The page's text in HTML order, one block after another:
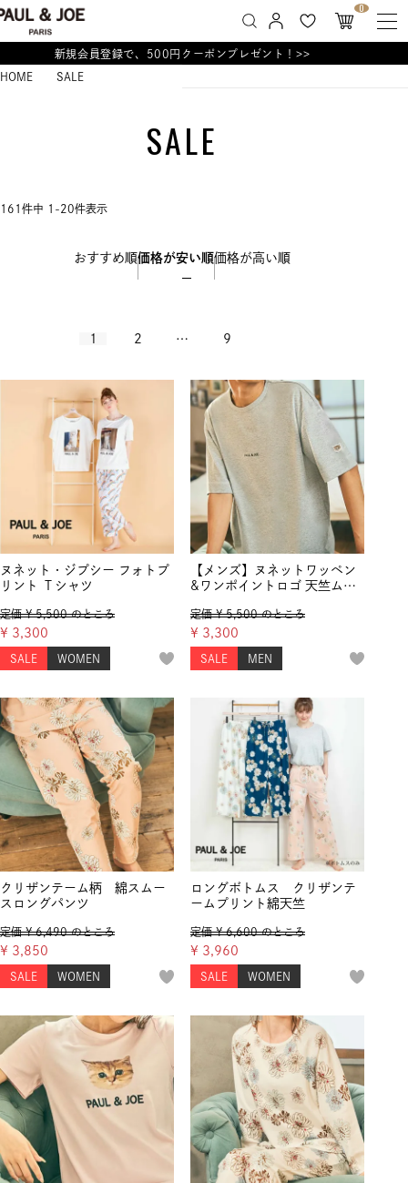
0
新規会員登録で、500円クーポンプレゼント！>>
HOME SALE
SALE
おすすめ順価格が安い順価格が高い順
161 件中 1 -20件表示
1 2 … 9
ヌネット・ジプシー フォトプ
リント Ｔシャツ
定価 ¥ 5,500 のところ
¥ 3,300
SALE WOMEN
【メンズ】ヌネットワッペン
&ワンポイントロゴ 天竺ムジT
定価 ¥ 5,500 のところ
¥ 3,300
SALE MEN
クリザンテーム柄 綿スムー
スロングパンツ
定価 ¥ 6,490 のところ
¥ 3,850
SALE WOMEN
ロングボトムス クリザンテ
ームプリント綿天竺
定価 ¥ 6,600 のところ
¥ 3,960
SALE WOMEN